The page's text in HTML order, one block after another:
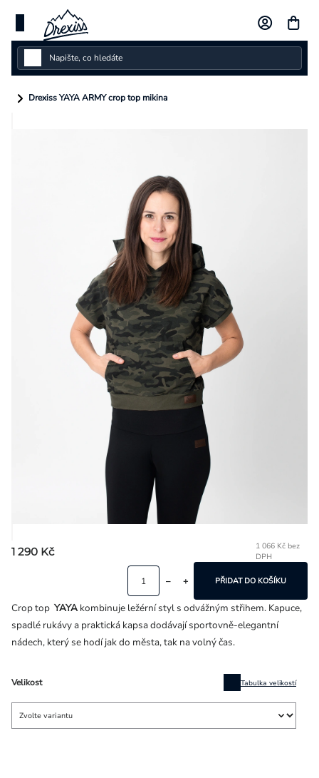
obsah
Dámské
Drexiss YAYA ARMY crop top mikina
1 290 Kč
1 066 Kč bez
DPH
Velikost Tabulka velikostí
PŘIDAT DO KOŠÍKU
Crop top YAYAkombinuje ležérní styl s odvážným střihem. Kapuce,
spadlé rukávy a praktická kapsa dodávají sportovně-elegantní
nádech, který se hodí jak do města, tak na volný čas.